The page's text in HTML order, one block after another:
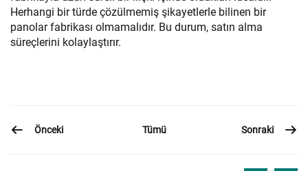
Herhangi bir türde çözülmemiş şikayetlerle bilinen bir
panolar fabrikası olmamalıdır. Bu durum, satın alma
süreçlerini kolaylaştırır.
Önceki Tümü Sonraki